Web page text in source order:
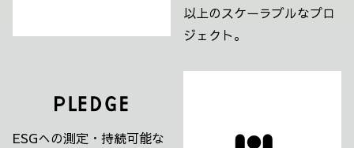
以上のスケーラブルなプロ
ジェクト。
ESGへの測定・持続可能な